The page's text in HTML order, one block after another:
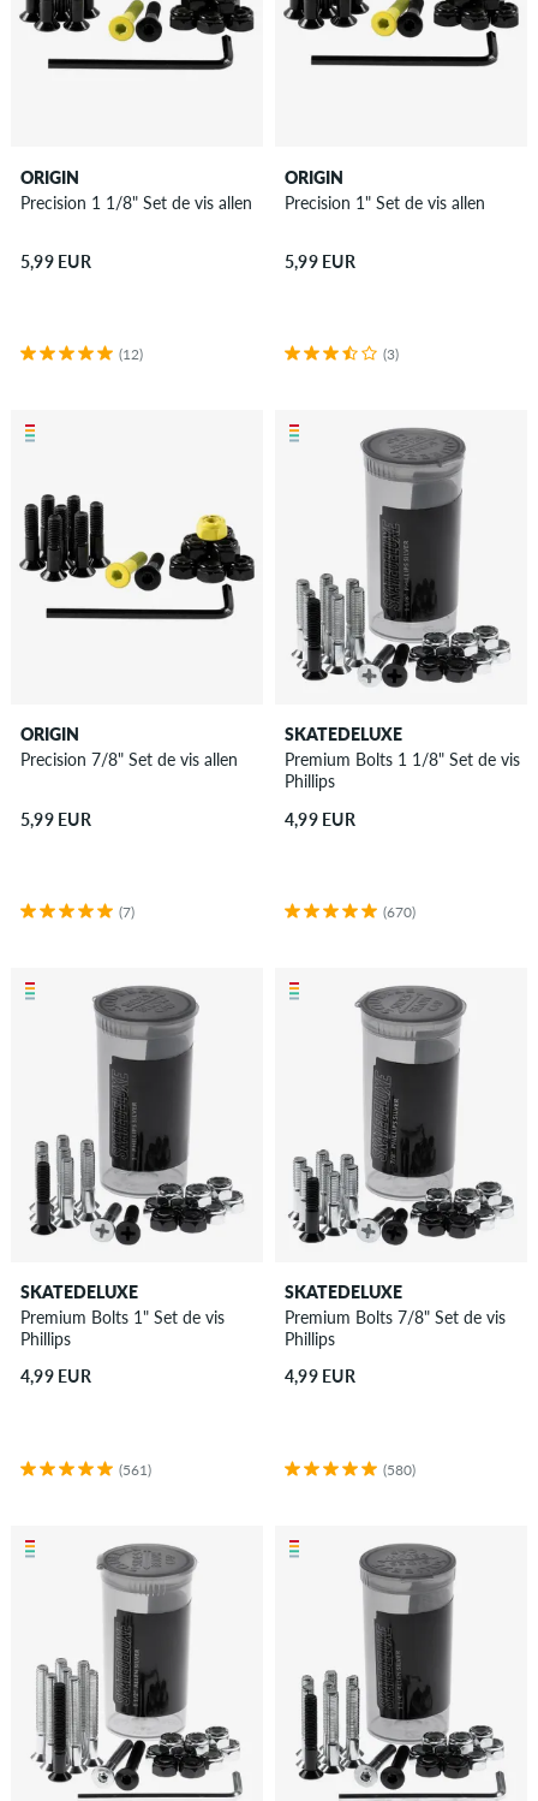
ORIGIN
Precision 1 1/8" Set de vis allen
5,99 EUR
(12)
ORIGIN
Precision 1" Set de vis allen
5,99 EUR
(3)
ORIGIN
Precision 7/8" Set de vis allen
5,99 EUR
(7)
SKATEDELUXE
Premium Bolts 1 1/8" Set de vis
Phillips
4,99 EUR
(670)
SKATEDELUXE
Premium Bolts 1" Set de vis
Phillips
4,99 EUR
(561)
SKATEDELUXE
Premium Bolts 7/8" Set de vis
Phillips
4,99 EUR
(580)